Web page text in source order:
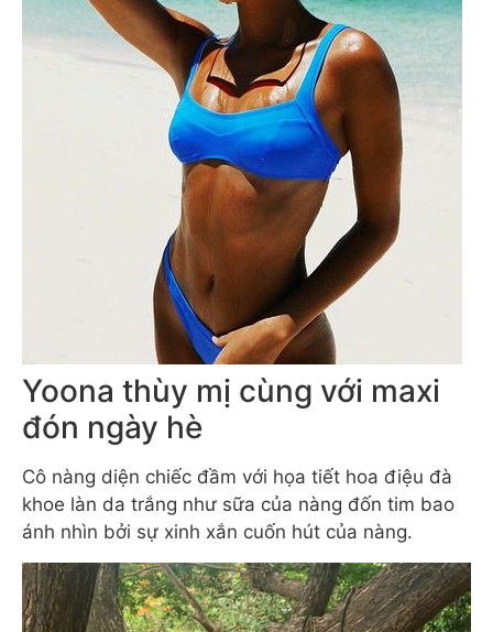
Yoona thùy mị cùng với maxi
đón ngày hè
Cô nàng diện chiếc đầm với họa tiết hoa điệu đà
khoe làn da trắng như sữa của nàng đốn tim bao
ánh nhìn bởi sự xinh xắn cuốn hút của nàng.